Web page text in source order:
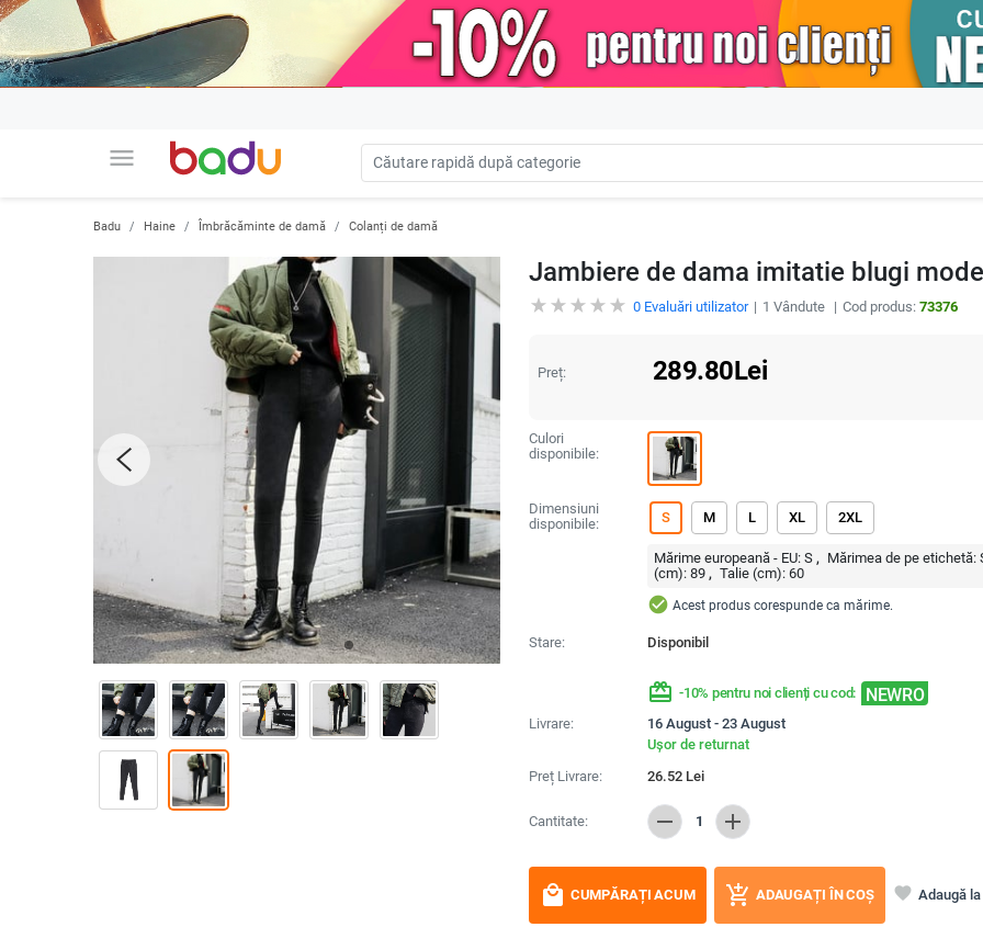
menu
Badu Haine Îmbrăcăminte de damă Colanți de damă
Jambiere de dama imitatie blugi
0Evaluări utilizator 1 Vândute Cod produs: 73376
Preț: 289.80Lei
Culori
disponibile:
Dimensiuni
disponibile:
S M L XL 2XL
Mărime europeană - EU: S Mărimea de pe etichetă:
(cm): 89 Talie (cm): 60
check_circle Acest produs corespunde ca mărime.
Stare: Disponibil
redeem -10% pentru noi clienți cu cod: NEWRO
Livrare:
16 August - 23 August
Ușor de returnat
Preț Livrare:
26.52Lei
Cantitate: remove 1 add
local_mall CUMPĂRAȚI ACUM add_shopping_cart ADAUGAȚI ÎN COȘ favorite Adaugă